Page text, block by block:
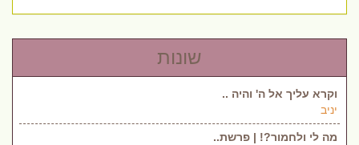
שונות
וקרא עליך אל ה' והיה ..
יניב
מה לי ולחמור?! | פרשת..